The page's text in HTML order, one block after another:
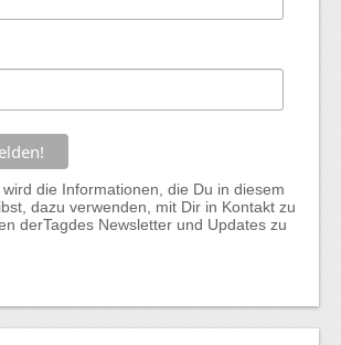
die Informationen, die Du in diesem
dazu verwenden, mit Dir in Kontakt zu
derTagdes Newsletter und Updates zu